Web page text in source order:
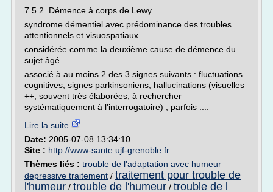
7.5.2. Démence à corps de Lewy
syndrome démentiel avec prédominance des troubles
attentionnels et visuospatiaux
considérée comme la deuxième cause de démence du
sujet âgé
associé à au moins 2 des 3 signes suivants : fluctuations
cognitives, signes parkinsoniens, hallucinations (visuelles
++, souvent très élaborées, à rechercher
systématiquement à l'interrogatoire) ; parfois :...
Lire la suite
Date: 2005-07-08 13:34:10
Site : http://www-sante.ujf-grenoble.fr
Thèmes liés : trouble de l'adaptation avec humeur
depressive traitement / traitement pour trouble de
l'humeur / trouble de l'humeur / trouble de l